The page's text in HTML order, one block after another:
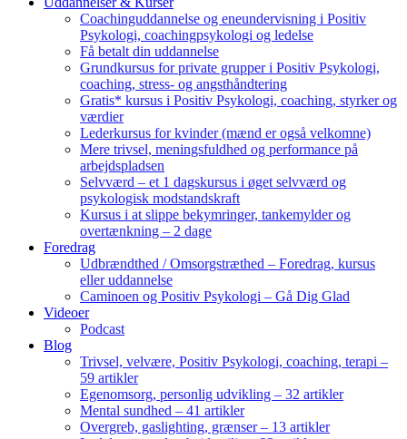
Coachinguddannelse og eneundervisning i Positiv
Psykologi, coachingpsykologi og ledelse
Få betalt din uddannelse
Grundkursus for private grupper i Positiv Psykologi,
coaching, stress- og angsthåndtering
Gratis* kursus i Positiv Psykologi, coaching, styrker og
værdier
Lederkursus for kvinder (mænd er også velkomne)
Mere trivsel, meningsfuldhed og performance på
arbejdspladsen
Selvværd – et 1 dagskursus i øget selvværd og
psykologisk modstandskraft
Kursus i at slippe bekymringer, tankemylder og
overtænkning – 2 dage
Foredrag
Udbrændthed / Omsorgstræthed – Foredrag, kursus
eller uddannelse
Caminoen og Positiv Psykologi – Gå Dig Glad
Videoer
Podcast
Blog
Trivsel, velvære, Positiv Psykologi, coaching, terapi –
59 artikler
Egenomsorg, personlig udvikling – 32 artikler
Mental sundhed – 41 artikler
Overgreb, gaslighting, grænser – 13 artikler